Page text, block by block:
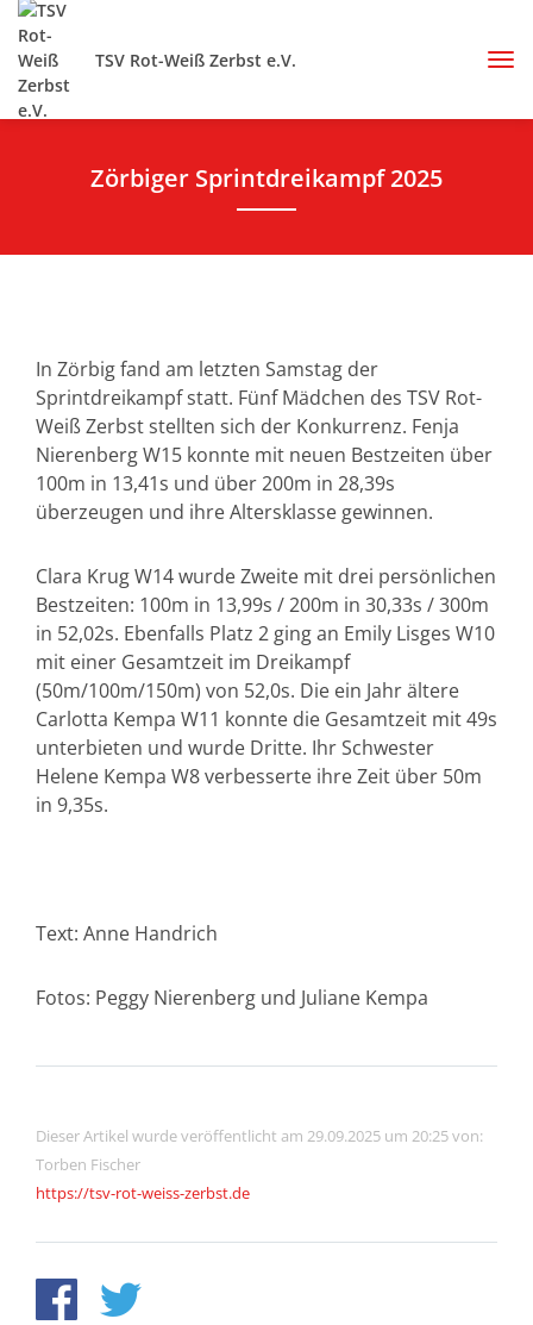
TSV Rot-Weiß Zerbst e.V.
Zörbiger Sprintdreikampf 2025
In Zörbig fand am letzten Samstag der
Sprintdreikampf statt. Fünf Mädchen des TSV Rot-
Weiß Zerbst stellten sich der Konkurrenz. Fenja
Nierenberg W15 konnte mit neuen Bestzeiten über
100m in 13,41s und über 200m in 28,39s
überzeugen und ihre Altersklasse gewinnen.
Clara Krug W14 wurde Zweite mit drei persönlichen
Bestzeiten: 100m in 13,99s / 200m in 30,33s / 300m
in 52,02s. Ebenfalls Platz 2 ging an Emily Lisges W10
mit einer Gesamtzeit im Dreikampf
(50m/100m/150m) von 52,0s. Die ein Jahr ältere
Carlotta Kempa W11 konnte die Gesamtzeit mit 49s
unterbieten und wurde Dritte. Ihr Schwester
Helene Kempa W8 verbesserte ihre Zeit über 50m
in 9,35s.
Text: Anne Handrich
Fotos: Peggy Nierenberg und Juliane Kempa
Dieser Artikel wurde veröffentlicht am 29.09.2025 um 20:25 von:
Torben Fischer
https://tsv-rot-weiss-zerbst.de